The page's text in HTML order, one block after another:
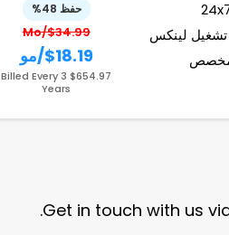
لينكس
حفظ 48%
$34.99/Mo
$18.19/مو
$654.97 Billed Every 3
Years
Get in touch with us